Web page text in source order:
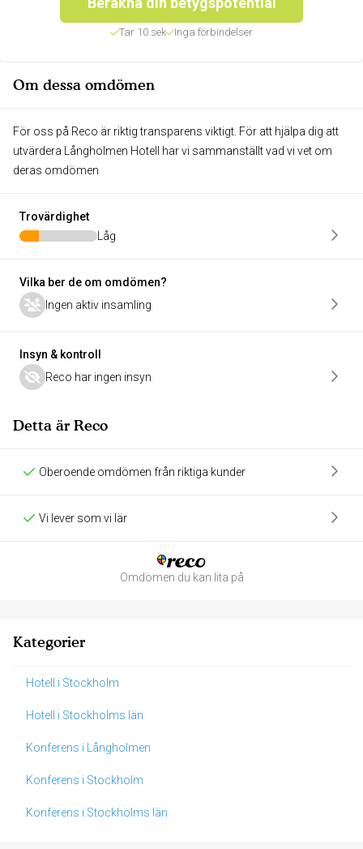
Tar 10 sek Inga förbindelser
Om dessa omdömen
För oss på Reco är riktig transparens viktigt. För att hjälpa dig att
utvärdera Långholmen Hotell har vi sammanställt vad vi vet om
deras omdömen
Trovärdighet
Låg
Vilka ber de om omdömen?
Ingen aktiv insamling
Insyn & kontroll
Reco har ingen insyn
Detta är Reco
Oberoende omdömen från riktiga kunder
Vi lever som vi lär
Omdömen du kan lita på
Kategorier
Hotell i Stockholm
Hotell i Stockholms län
Konferens i Långholmen
Konferens i Stockholm
Konferens i Stockholms län